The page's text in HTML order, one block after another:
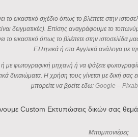
το εικαστικό σχέδιο όπως το βλέπετε στην
δειγματικές). Επίσης αναγράφουμε το
το εικαστικό όπως το βλέπετε στην
Ελληνικά ή στα Αγγλικά ανάλογα με
ή με φωτογραφική μηχανή ή να ψάξετε
δικαιώματα. Η χρήση τους γίνεται με δική
μπορείτε να βρείτε εδω: Google –
Custom Εκτυπώσεις δικών σας
Μπομπονιέρες